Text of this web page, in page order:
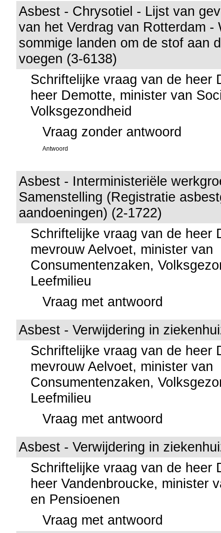
Asbest - Chrysotiel - Lijst van
van het Verdrag van Rotterdam -
sommige landen om de stof aan
voegen (3-6138)
Schriftelijke vraag van de heer
heer Demotte, minister van
Volksgezondheid
Vraag zonder antwoord
Antwoord
Asbest - Interministeriële
Samenstelling (Registratie
aandoeningen) (2-1722)
Schriftelijke vraag van de heer
mevrouw Aelvoet, minister van
Consumentenzaken,
Leefmilieu
Vraag met antwoord
Asbest - Verwijdering in
Schriftelijke vraag van de heer
mevrouw Aelvoet, minister van
Consumentenzaken,
Leefmilieu
Vraag met antwoord
Asbest - Verwijdering in
Schriftelijke vraag van de heer
heer Vandenbroucke, minister
en Pensioenen
Vraag met antwoord